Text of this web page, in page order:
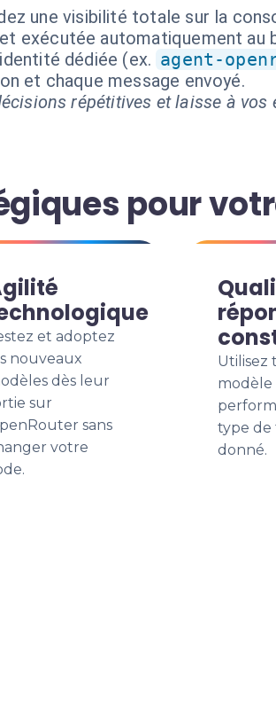
une visibilité totale sur la
exécutée automatiquement au
dédiée (ex. agent-
et chaque message envoyé.
répétitives et laisse à
pour
et adoptez
nouveaux
dès leur
sur
sans
votre
Utilisez
modèle
type de
donné.